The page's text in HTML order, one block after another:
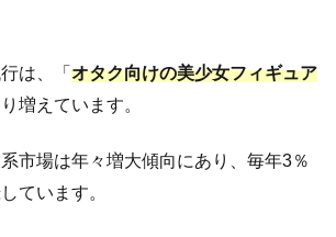
は、「 オタク向けの美少女フィギュア
増えています。
市場は年々増大傾向にあり、毎年3％
ています。